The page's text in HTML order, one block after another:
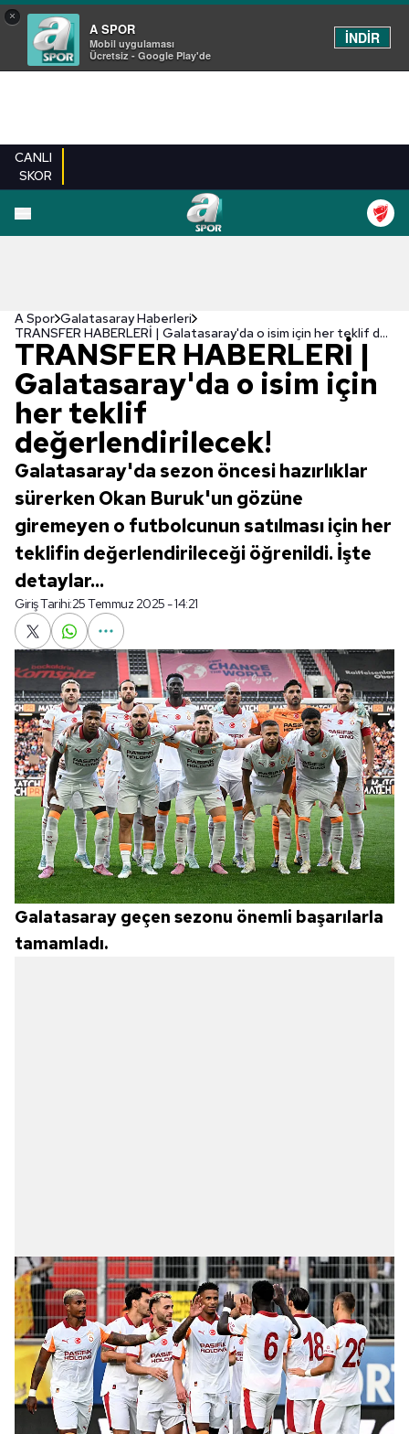
×
A SPOR
Mobil uygulaması
Ücretsiz - Google Play'de
İNDİR
CANLI
SKOR
A Spor Galatasaray Haberleri
TRANSFER HABERLERİ | Galatasaray'da o isim için her teklif değerlendirilecek!
TRANSFER HABERLERİ |
Galatasaray'da o isim için
her teklif
değerlendirilecek!
Galatasaray'da sezon öncesi hazırlıklar
sürerken Okan Buruk'un gözüne
giremeyen o futbolcunun satılması için her
teklifin değerlendirileceği öğrenildi. İşte
detaylar...
Giriş Tarihi:25 Temmuz 2025 - 14:21
Galatasaray geçen sezonu önemli başarılarla
tamamladı.